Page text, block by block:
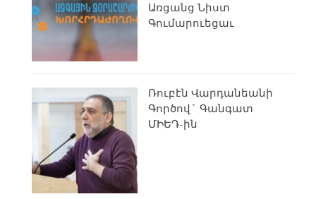
Առցանց Նիստ
Գումարուեցաւ
Ռուբէն Վարդանեանի
Գործով` Գանգատ
ՄԻԵԴ-ին